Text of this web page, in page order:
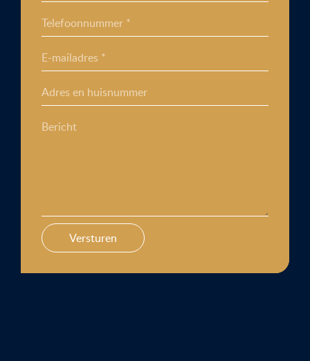
Telefoonnummer *
E-mailadres *
Adres en huisnummer
Bericht
Versturen